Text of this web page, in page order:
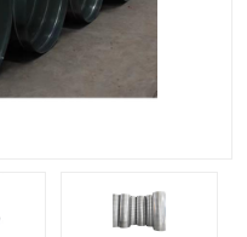
消防风机
镀锌矩形风管